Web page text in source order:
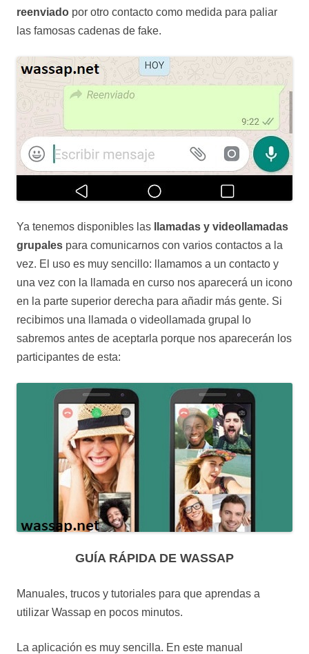
reenviado por otro contacto como medida para paliar
las famosas cadenas de fake.
Ya tenemos disponibles las
llamadas y videollamadas
grupales para comunicarnos con varios contactos a la
vez. El uso es muy sencillo: llamamos a un contacto y
una vez con la llamada en curso nos aparecerá un icono
en la parte superior derecha para añadir más gente. Si
recibimos una llamada o videollamada grupal lo
sabremos antes de aceptarla porque nos aparecerán los
participantes de esta:
GUÍA RÁPIDA DE WASSAP
Manuales, trucos y tutoriales para que aprendas a
utilizar Wassap en pocos minutos.
La aplicación es muy sencilla. En este manual